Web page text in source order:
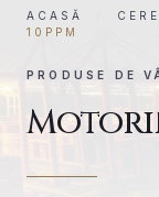
PROIECTE
CERERI ȘI
MEDIA
ACASĂ
10PPM
PRODUSE DE